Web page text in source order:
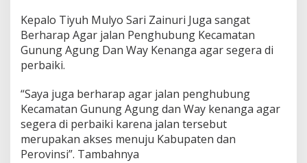
h
a
n
n
o
m
i
Kepalo Tiyuh Mulyo Sari Zainuri Juga sangat
Berharap Agar jalan Penghubung Kecamatan
Gunung Agung Dan Way Kenanga agar segera di
perbaiki.
“Saya juga berharap agar jalan penghubung
Kecamatan Gunung Agung dan Way kenanga agar
segera di perbaiki karena jalan tersebut
merupakan akses menuju Kabupaten dan
Perovinsi”. Tambahnya